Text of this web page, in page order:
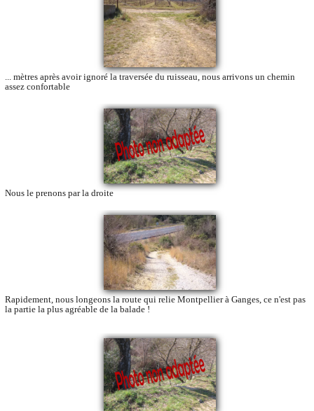
... mètres après avoir ignoré la traversée du ruisseau, nous arrivons un chemin
assez confortable
Nous le prenons par la droite
Rapidement, nous longeons la route qui relie Montpellier à Ganges, ce n'est pas
la partie la plus agréable de la balade !